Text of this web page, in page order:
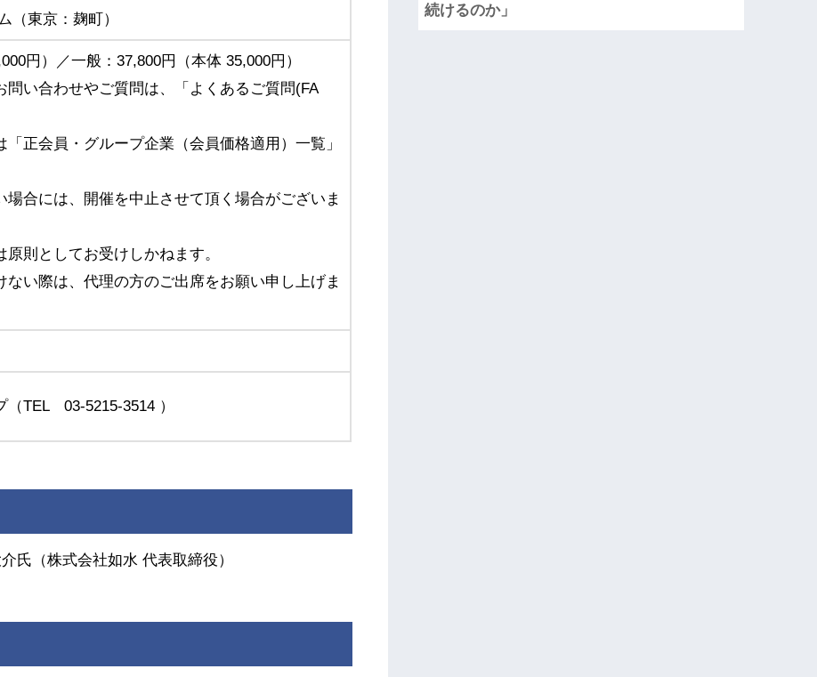
（東京：麹町）
円）／一般：37,800円（本体 35,000円）
い合わせやご質問は、「よくあるご質問(FA
正会員・グループ企業（会員価格適用）一覧」
合には、開催を中止させて頂く場合がございま
則としてお受けしかねます。
ない際は、代理の方のご出席をお願い申し上げま
（TEL 03-5215-3514 ）
（株式会社如水 代表取締役）
続けるのか」